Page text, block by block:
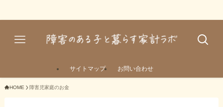
サイトマップ お問い合わせ
HOME 障害児家庭のお金